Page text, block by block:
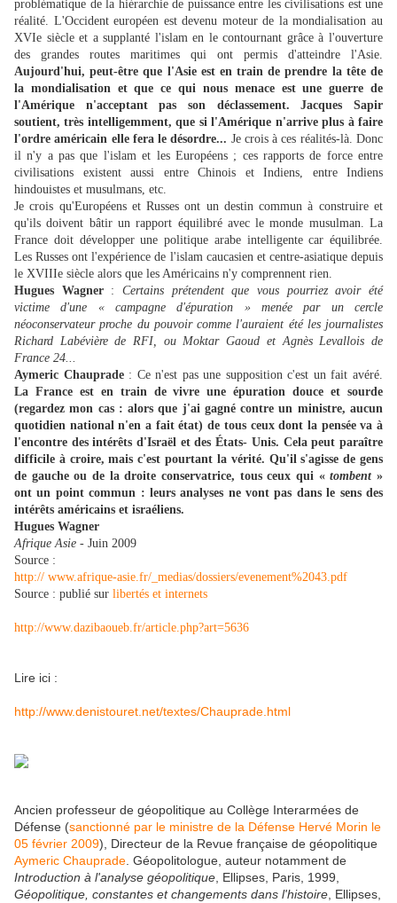
problématique de la hiérarchie de puissance entre les civilisations est une
réalité. L'Occident européen est devenu moteur de la mondialisation au
XVIe siècle et a supplanté l'islam en le contournant grâce à l'ouverture
des grandes routes maritimes qui ont permis d'atteindre l'Asie.
Aujourd'hui, peut-être que l'Asie est en train de prendre la tête de
la mondialisation et que ce qui nous menace est une guerre de
l'Amérique n'acceptant pas son déclassement. Jacques Sapir
soutient, très intelligemment, que si l'Amérique n'arrive plus à faire
l'ordre américain elle fera le désordre... Je crois à ces réalités-là. Donc
il n'y a pas que l'islam et les Européens ; ces rapports de force entre
civilisations existent aussi entre Chinois et Indiens, entre Indiens
hindouistes et musulmans, etc.
Je crois qu'Européens et Russes ont un destin commun à construire et
qu'ils doivent bâtir un rapport équilibré avec le monde musulman. La
France doit développer une politique arabe intelligente car équilibrée.
Les Russes ont l'expérience de l'islam caucasien et centre-asiatique depuis
le XVIIIe siècle alors que les Américains n'y comprennent rien.
Hugues Wagner:Certains prétendent que vous pourriez avoir été
victime d'une « campagne d'épuration » menée par un cercle
néoconservateur proche du pouvoir comme l'auraient été les journalistes
Richard Labévière de RFI, ou Moktar Gaoud et Agnès Levallois de
France 24...
Aymeric Chauprade: Ce n'est pas une supposition c'est un fait avéré.
La France est en train de vivre une épuration douce et sourde
(regardez mon cas : alors que j'ai gagné contre un ministre, aucun
quotidien national n'en a fait état) de tous ceux dont la pensée va à
l'encontre des intérêts d'Israël et des États- Unis. Cela peut paraître
difficile à croire, mais c'est pourtant la vérité. Qu'il s'agisse de gens
de gauche ou de la droite conservatrice, tous ceux qui «tombent»
ont un point commun : leurs analyses ne vont pas dans le sens des
intérêts américains et israéliens.
Hugues Wagner
Afrique Asie - Juin 2009
Source :
http:// www.afrique-asie.fr/_medias/dossiers/evenement%2043.pdf
Source : publié sur libertés et internets
http://www.dazibaoueb.fr/article.php?art=5636
Lire ici :
http://www.denistouret.net/textes/Chauprade.html
Ancien professeur de géopolitique au Collège Interarmées de
Défense (sanctionné par le ministre de la Défense Hervé Morin le
05 février 2009), Directeur de la Revue française de géopolitique
Aymeric Chauprade . Géopolitologue, auteur notamment de
Introduction à l'analyse géopolitique , Ellipses, Paris, 1999,
Géopolitique, constantes et changements dans l'histoire , Ellipses,